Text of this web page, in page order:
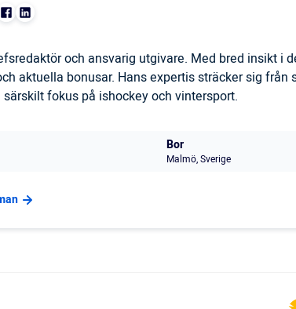
och ansvarig utgivare. Med bred insikt i
aktuella bonusar. Hans expertis sträcker sig
särskilt fokus på ishockey och vintersport.
Bor
Malmö, Sverige